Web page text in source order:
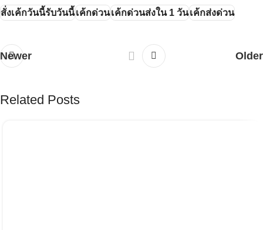
สั่งเค้กวันนี้รับวันนี้เค้กด่วนเค้กด่วนส่งใน 1 วันเค้กส่งด่วน
Newer Older
Related Posts